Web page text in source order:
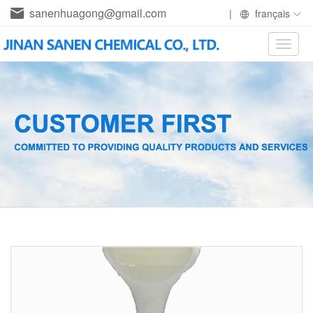
sanenhuagong@gmail.com | français
Toggle